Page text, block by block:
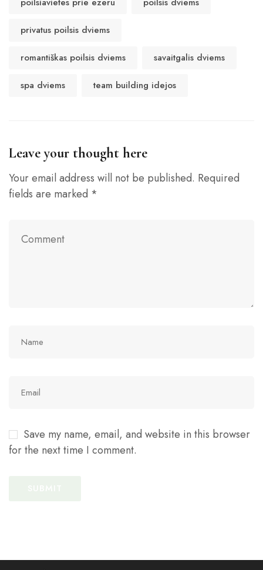
privatus poilsis dviems
romantiškas poilsis dviems savaitgalis dviems
spa dviems team building idejos
Leave your thought here
Your email address will not be published. Required
fields are marked *
Save my name, email, and website in this browser
for the next time I comment.